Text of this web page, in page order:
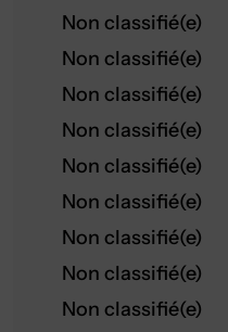
Non classifié(e)
Non classifié(e)
Non classifié(e)
Non classifié(e)
Non classifié(e)
Non classifié(e)
Non classifié(e)
Non classifié(e)
Non classifié(e)